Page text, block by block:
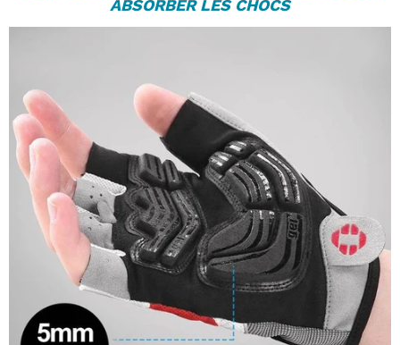
ABSORBER LES CHOCS